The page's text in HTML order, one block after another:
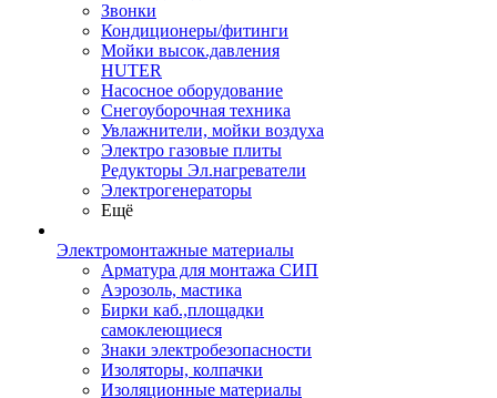
Звонки
Кондиционеры/фитинги
Мойки высок.давления
HUTER
Насосное оборудование
Снегоуборочная техника
Увлажнители, мойки воздуха
Электро газовые плиты
Редукторы Эл.нагреватели
Электрогенераторы
Ещё
Электромонтажные материалы
Арматура для монтажа СИП
Аэрозоль, мастика
Бирки каб.,площадки
самоклеющиеся
Знаки электробезопасности
Изоляторы, колпачки
Изоляционные материалы